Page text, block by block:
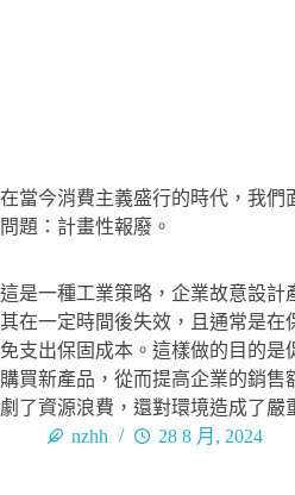
在當今消費主義盛行的時代，我們
問題：計畫性報廢。
這是一種工業策略，企業故意設計
其在一定時間後失效，且通常是在
免支出保固成本。這樣做的目的是
購買新產品，從而提高企業的銷售
劇了資源浪費，還對環境造成了嚴
nzhh
28 8 月, 2024